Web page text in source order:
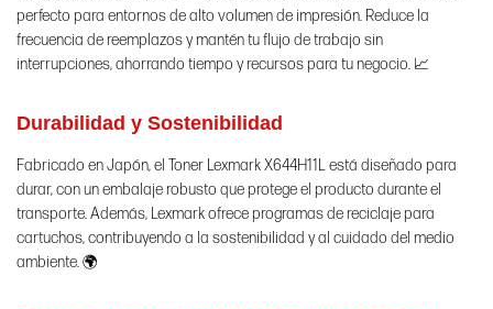
perfecto para entornos de alto volumen de impresión. Reduce la
frecuencia de reemplazos y mantén tu flujo de trabajo sin
interrupciones, ahorrando tiempo y recursos para tu negocio. 📈
Durabilidad y Sostenibilidad
Fabricado en Japón, el Toner Lexmark X644H11L está diseñado para
durar, con un embalaje robusto que protege el producto durante el
transporte. Además, Lexmark ofrece programas de reciclaje para
cartuchos, contribuyendo a la sostenibilidad y al cuidado del medio
ambiente. 🌍